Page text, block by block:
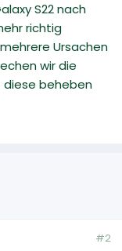
S22 nach
richtig
Ursachen
wir die
diese beheben
#2